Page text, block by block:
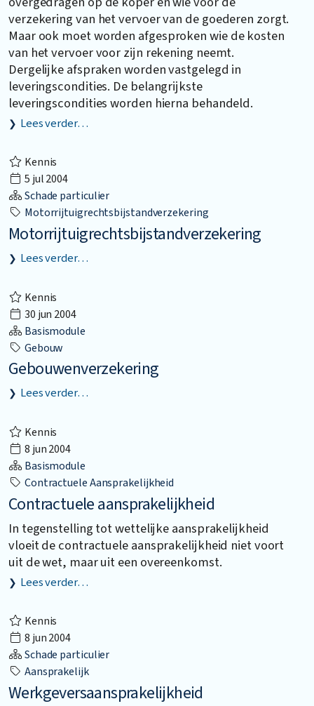
verzekering van het vervoer van de goederen zorgt.
Maar ook moet worden afgesproken wie de kosten
van het vervoer voor zijn rekening neemt.
Dergelijke afspraken worden vastgelegd in
leveringscondities. De belangrijkste
leveringscondities worden hierna behandeld.
Lees verder…
Kennis
5 jul 2004
Schade particulier
Motorrijtuigrechtsbijstandverzekering
Motorrijtuigrechtsbijstandverzekering
Lees verder…
Kennis
30 jun 2004
Basismodule
Gebouw
Gebouwenverzekering
Lees verder…
Kennis
8 jun 2004
Basismodule
Contractuele Aansprakelijkheid
Contractuele aansprakelijkheid
In tegenstelling tot wettelijke aansprakelijkheid
vloeit de contractuele aansprakelijkheid niet voort
uit de wet, maar uit een overeenkomst.
Lees verder…
Kennis
8 jun 2004
Schade particulier
Aansprakelijk
Werkgeversaansprakelijkheid